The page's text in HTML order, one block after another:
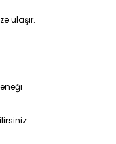
ulaşır.